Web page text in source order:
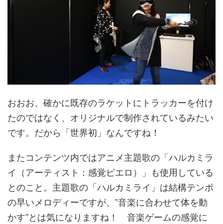
おおお、確かに既存のラケットにトラッカーを付け
たのではなく、オリジナルで制作されているみたい
です。だから「世界初」なんですね！
またコンテンツ内ではアニメ主題歌の「ハルカミラ
イ（アーティスト：感覚ピエロ）」も使用している
とのこと。主題歌の「ハルカミライ」は結構テンポ
の早いメロディーですが、”音楽に合わせて体を動
かす”とは気になりますね！ 音楽ゲームの感覚に